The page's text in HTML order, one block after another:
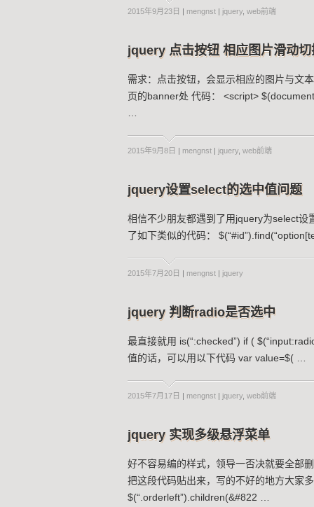
2015年9月23日 | mengnst | jquery web前端
jquery 点击按钮 相应图片滑动切
需求：点击按钮，会显示相应的图片与文
页的banner处 代码： <script>
2015年9月8日 | mengnst | jquery web前端
jquery设置select的选中值问题
相信不少朋友都遇到了用jquery为select
了如下类似的代码：
2015年7月20日 | mengnst | jquery
jquery 判断radio是否选中
最直接就用 is(“:checked”) if (
值的话，可以用以下代码 var value=$( …
2015年7月17日 | mengnst | jquery web前端
jquery 实现多级悬浮菜单
好不容易编的样式，领导一否决就要全部
把这段代码贴出来，写的不好的地方大
$(“.orderleft”).children(&#822 …